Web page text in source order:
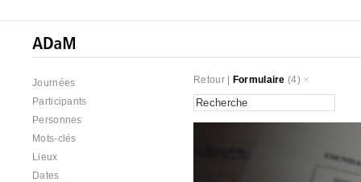
Journées
Participants
Personnes
Mots-clés
Lieux
Dates
Retour| Formulaire (4)